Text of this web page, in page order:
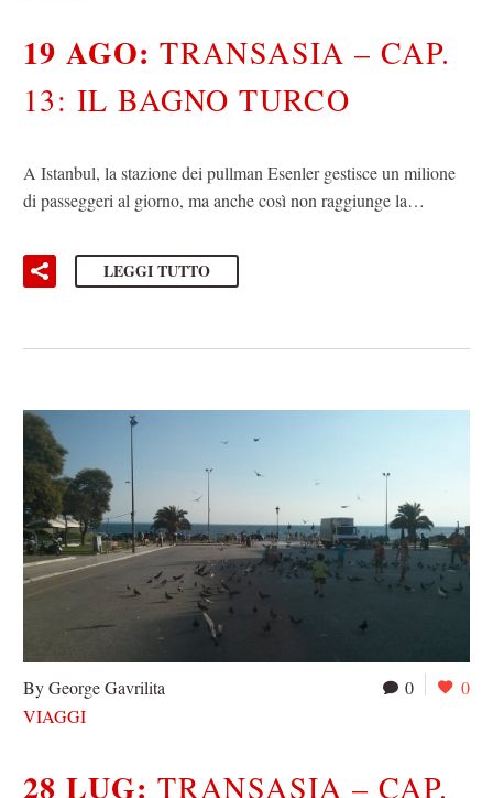
19 AGO:TRANSASIA – CAP.
13: IL BAGNO TURCO
A Istanbul, la stazione dei pullman Esenler gestisce un milione
di passeggeri al giorno, ma anche così non raggiunge la…
LEGGI TUTTO
0 0
By George Gavrilita
VIAGGI
28 LUG:TRANSASIA – CAP.